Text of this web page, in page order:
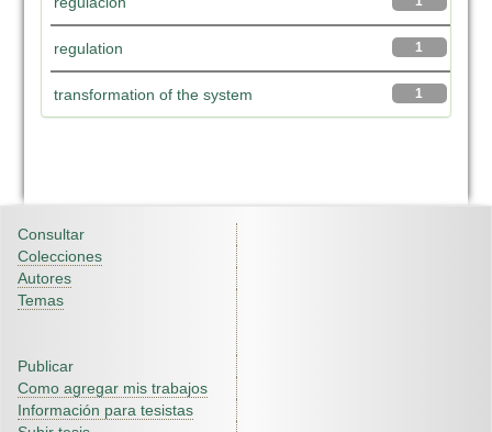
1
regulation
1
transformation of the system
Consultar
Colecciones
Autores
Temas
Publicar
Como agregar mis trabajos
Información para tesistas